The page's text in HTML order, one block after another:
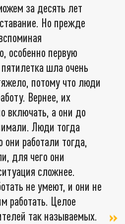
за десять лет
Но прежде
особенно первую
шла очень
потому что люди
Вернее, их
включать, а они до
Люди тогда
они работали тогда,
для чего они
сложнее.
не умеют, и они не
работать. Целое
так называемых.